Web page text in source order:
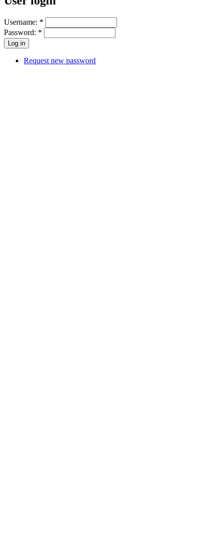
Username: *
Password: *
Request new password